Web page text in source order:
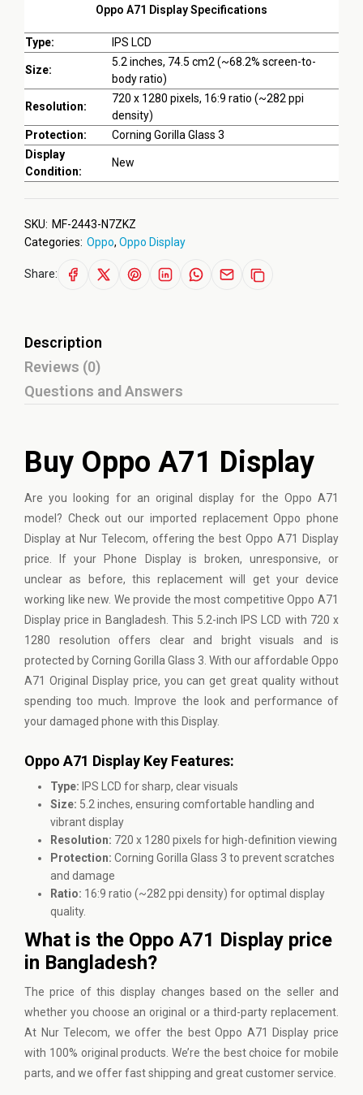
Oppo A71 Display Specifications
Type: IPS LCD
Size:
5.2 inches, 74.5 cm2 (~68.2% screen-to-
body ratio)
Resolution:
720 x 1280 pixels, 16:9 ratio (~282 ppi
density)
Protection:
Corning Gorilla Glass 3
Display
Condition:
New
SKU: MF-2443-N7ZKZ
Categories: Oppo, Oppo Display
Share:
Description
Reviews (0)
Questions and Answers
Buy Oppo A71 Display
Are you looking for an original display for the Oppo A71
model? Check out our imported replacement Oppo phone
Display at Nur Telecom, offering the best Oppo A71 Display
price. If your Phone Display is broken, unresponsive, or
unclear as before, this replacement will get your device
working like new. We provide the most competitive Oppo A71
Display price in Bangladesh. This 5.2-inch IPS LCD with 720 x
1280 resolution offers clear and bright visuals and is
protected by Corning Gorilla Glass 3. With our affordable Oppo
A71 Original Display price, you can get great quality without
spending too much. Improve the look and performance of
your damaged phone with this Display.
Oppo A71 Display Key Features:
Type: IPS LCD for sharp, clear visuals
Size: 5.2 inches, ensuring comfortable handling and
vibrant display
Resolution: 720 x 1280 pixels for high-definition viewing
Protection: Corning Gorilla Glass 3 to prevent scratches
and damage
Ratio: 16:9 ratio (~282 ppi density) for optimal display
quality.
What is the Oppo A71 Display price
in Bangladesh?
The price of this display changes based on the seller and
whether you choose an original or a third-party replacement.
At Nur Telecom, we offer the best Oppo A71 Display price
with 100% original products. We’re the best choice for mobile
parts, and we offer fast shipping and great customer service.